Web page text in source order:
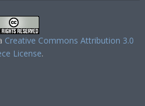
Creative Commons Attribution 3.0
License.